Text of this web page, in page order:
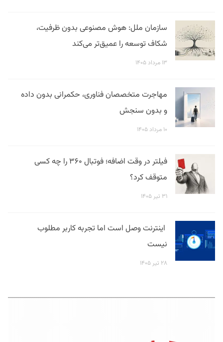
سازمان ملل: هوش مصنوعی بدون ظرفیت،
شکاف توسعه را عمیق‌تر می‌کند
۱۳ مرداد ۱۴۰۵
مهاجرت متخصصان فناوری، حکمرانی بدون داده
و بدون سنجش
۱۰ مرداد ۱۴۰۵
فیلتر در وقت اضافه؛ فوتبال ۳۶۰ را چه کسی
متوقف کرد؟
۳۱ تیر ۱۴۰۵
اینترنت وصل است اما تجربه کاربر مطلوب
نیست
۲۸ تیر ۱۴۰۵